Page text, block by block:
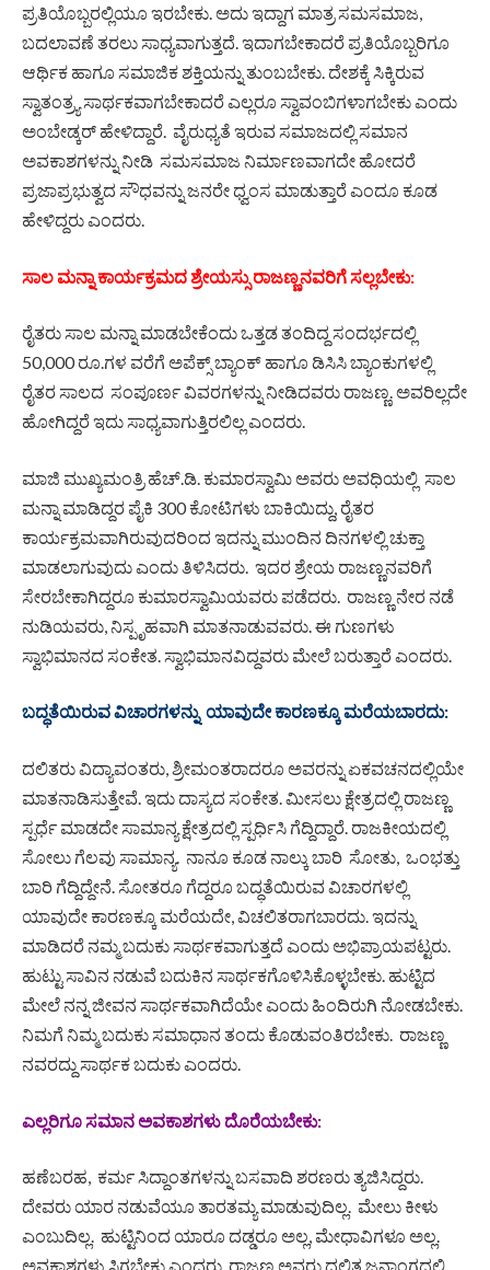
ಪ್ರತಿಯೊಬ್ಬರಲ್ಲಿಯೂ ಇರಬೇಕು. ಅದು ಇದ್ದಾಗ ಮಾತ್ರ ಸಮಸಮಾಜ,
ಬದಲಾವಣೆ ತರಲು ಸಾಧ್ಯವಾಗುತ್ತದೆ. ಇದಾಗಬೇಕಾದರೆ ಪ್ರತಿಯೊಬ್ಬರಿಗೂ
ಆರ್ಥಿಕ ಹಾಗೂ ಸಮಾಜಿಕ ಶಕ್ತಿಯನ್ನು ತುಂಬಬೇಕು. ದೇಶಕ್ಕೆ ಸಿಕ್ಕಿರುವ
ಸ್ವಾತಂತ್ರ್ಯ ಸಾರ್ಥಕವಾಗಬೇಕಾದರೆ ಎಲ್ಲರೂ ಸ್ವಾವಂಬಿಗಳಾಗಬೇಕು ಎಂದು
ಅಂಬೇಡ್ಕರ್ ಹೇಳಿದ್ದಾರೆ. ವೈರುಧ್ಯತೆ ಇರುವ ಸಮಾಜದಲ್ಲಿ ಸಮಾನ
ಅವಕಾಶಗಳನ್ನು ನೀಡಿ ಸಮಸಮಾಜ ನಿರ್ಮಾಣವಾಗದೇ ಹೋದರೆ
ಪ್ರಜಾಪ್ರಭುತ್ವದ ಸೌಧವನ್ನು ಜನರೇ ಧ್ವಂಸ ಮಾಡುತ್ತಾರೆ ಎಂದೂ ಕೂಡ
ಹೇಳಿದ್ದರು ಎಂದರು.
ಸಾಲ ಮನ್ನಾ ಕಾರ್ಯಕ್ರಮದ ಶ್ರೇಯಸ್ಸು ರಾಜಣ್ಣನವರಿಗೆ ಸಲ್ಲಬೇಕು:
ರೈತರು ಸಾಲ ಮನ್ನಾ ಮಾಡಬೇಕೆಂದು ಒತ್ತಡ ತಂದಿದ್ದ ಸಂದರ್ಭದಲ್ಲಿ
50,000 ರೂ.ಗಳ ವರೆಗೆ ಅಪೆಕ್ಸ್ ಬ್ಯಾಂಕ್ ಹಾಗೂ ಡಿಸಿಸಿ ಬ್ಯಾಂಕುಗಳಲ್ಲಿ
ರೈತರ ಸಾಲದ ಸಂಪೂರ್ಣ ವಿವರಗಳನ್ನು ನೀಡಿದವರು ರಾಜಣ್ಣ. ಅವರಿಲ್ಲದೇ
ಹೋಗಿದ್ದರೆ ಇದು ಸಾಧ್ಯವಾಗುತ್ತಿರಲಿಲ್ಲ ಎಂದರು.
ಮಾಜಿ ಮುಖ್ಯಮಂತ್ರಿ ಹೆಚ್.ಡಿ. ಕುಮಾರಸ್ವಾಮಿ ಅವರು ಅವಧಿಯಲ್ಲಿ ಸಾಲ
ಮನ್ನಾ ಮಾಡಿದ್ದರ ಪೈಕಿ 300 ಕೋಟಿಗಳು ಬಾಕಿಯಿದ್ದು, ರೈತರ
ಕಾರ್ಯಕ್ರಮವಾಗಿರುವುದರಿಂದ ಇದನ್ನು ಮುಂದಿನ ದಿನಗಳಲ್ಲಿ ಚುಕ್ತಾ
ಮಾಡಲಾಗುವುದು ಎಂದು ತಿಳಿಸಿದರು. ಇದರ ಶ್ರೇಯ ರಾಜಣ್ಣನವರಿಗೆ
ಸೇರಬೇಕಾಗಿದ್ದರೂ ಕುಮಾರಸ್ವಾಮಿಯವರು ಪಡೆದರು. ರಾಜಣ್ಣ ನೇರ ನಡೆ
ನುಡಿಯವರು, ನಿಸ್ಪೃಹವಾಗಿ ಮಾತನಾಡುವವರು. ಈ ಗುಣಗಳು
ಸ್ವಾಭಿಮಾನದ ಸಂಕೇತ. ಸ್ವಾಭಿಮಾನವಿದ್ದವರು ಮೇಲೆ ಬರುತ್ತಾರೆ ಎಂದರು.
ಬದ್ಧತೆಯಿರುವ ವಿಚಾರಗಳನ್ನು ಯಾವುದೇ ಕಾರಣಕ್ಕೂ ಮರೆಯಬಾರದು:
ದಲಿತರು ವಿದ್ಯಾವಂತರು, ಶ್ರೀಮಂತರಾದರೂ ಅವರನ್ನು ಏಕವಚನದಲ್ಲಿಯೇ
ಮಾತನಾಡಿಸುತ್ತೇವೆ. ಇದು ದಾಸ್ಯದ ಸಂಕೇತ. ಮೀಸಲು ಕ್ಷೇತ್ರದಲ್ಲಿ ರಾಜಣ್ಣ
ಸ್ಪರ್ಧೆ ಮಾಡದೇ ಸಾಮಾನ್ಯ ಕ್ಷೇತ್ರದಲ್ಲಿ ಸ್ಪರ್ಧಿಸಿ ಗೆದ್ದಿದ್ದಾರೆ. ರಾಜಕೀಯದಲ್ಲಿ
ಸೋಲು ಗೆಲವು ಸಾಮಾನ್ಯ. ನಾನೂ ಕೂಡ ನಾಲ್ಕು ಬಾರಿ ಸೋತು, ಒಂಭತ್ತು
ಬಾರಿ ಗೆದ್ದಿದ್ದೇನೆ. ಸೋತರೂ ಗೆದ್ದರೂ ಬದ್ಧತೆಯಿರುವ ವಿಚಾರಗಳಲ್ಲಿ
ಯಾವುದೇ ಕಾರಣಕ್ಕೂ ಮರೆಯದೇ, ವಿಚಲಿತರಾಗಬಾರದು. ಇದನ್ನು
ಮಾಡಿದರೆ ನಮ್ಮ ಬದುಕು ಸಾರ್ಥಕವಾಗುತ್ತದೆ ಎಂದು ಅಭಿಪ್ರಾಯಪಟ್ಟರು.
ಹುಟ್ಟು ಸಾವಿನ ನಡುವೆ ಬದುಕಿನ ಸಾರ್ಥಕಗೊಳಿಸಿಕೊಳ್ಳಬೇಕು. ಹುಟ್ಟಿದ
ಮೇಲೆ ನನ್ನ ಜೀವನ ಸಾರ್ಥಕವಾಗಿದೆಯೇ ಎಂದು ಹಿಂದಿರುಗಿ ನೋಡಬೇಕು.
ನಿಮಗೆ ನಿಮ್ಮ ಬದುಕು ಸಮಾಧಾನ ತಂದು ಕೊಡುವಂತಿರಬೇಕು. ರಾಜಣ್ಣ
ನವರದ್ದು ಸಾರ್ಥಕ ಬದುಕು ಎಂದರು.
ಎಲ್ಲರಿಗೂ ಸಮಾನ ಅವಕಾಶಗಳು ದೊರೆಯಬೇಕು:
ಹಣೆಬರಹ, ಕರ್ಮ ಸಿದ್ದಾಂತಗಳನ್ನು ಬಸವಾದಿ ಶರಣರು ತ್ಯಜಿಸಿದ್ದರು.
ದೇವರು ಯಾರ ನಡುವೆಯೂ ತಾರತಮ್ಯ ಮಾಡುವುದಿಲ್ಲ. ಮೇಲು ಕೀಳು
ಎಂಬುದಿಲ್ಲ. ಹುಟ್ಟಿನಿಂದ ಯಾರೂ ದಡ್ಡರೂ ಅಲ್ಲ, ಮೇಧಾವಿಗಳೂ ಅಲ್ಲ.
ಅವಕಾಶಗಳು ಸಿಗಬೇಕು ಎಂದರು. ರಾಜಣ್ಣ ಅವರು ದಲಿತ ಜನಾಂಗದಲ್ಲಿ